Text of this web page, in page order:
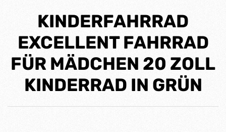
KINDERFAHRRAD
EXCELLENT FAHRRAD
FÜR MÄDCHEN 20 ZOLL
KINDERRAD IN GRÜN